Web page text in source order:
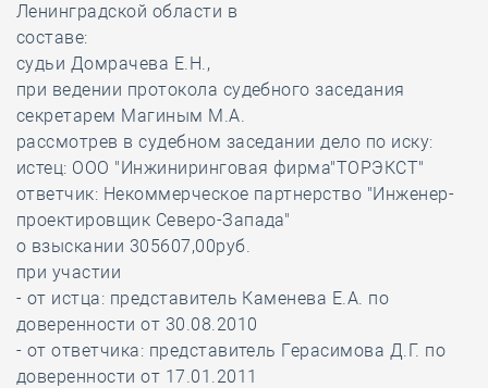
Ленинградской области в
составе:
судьи Домрачева Е.Н.,
при ведении протокола судебного заседания
секретарем Магиным М.А.
рассмотрев в судебном заседании дело по иску:
истец: ООО "Инжиниринговая фирма"ТОРЭКСТ"
ответчик: Некоммерческое партнерство "Инженер-
проектировщик Северо-Запада"
о взыскании 305607,00руб.
при участии
- от истца: представитель Каменева Е.А. по
доверенности от 30.08.2010
- от ответчика: представитель Герасимова Д.Г. по
доверенности от 17.01.2011